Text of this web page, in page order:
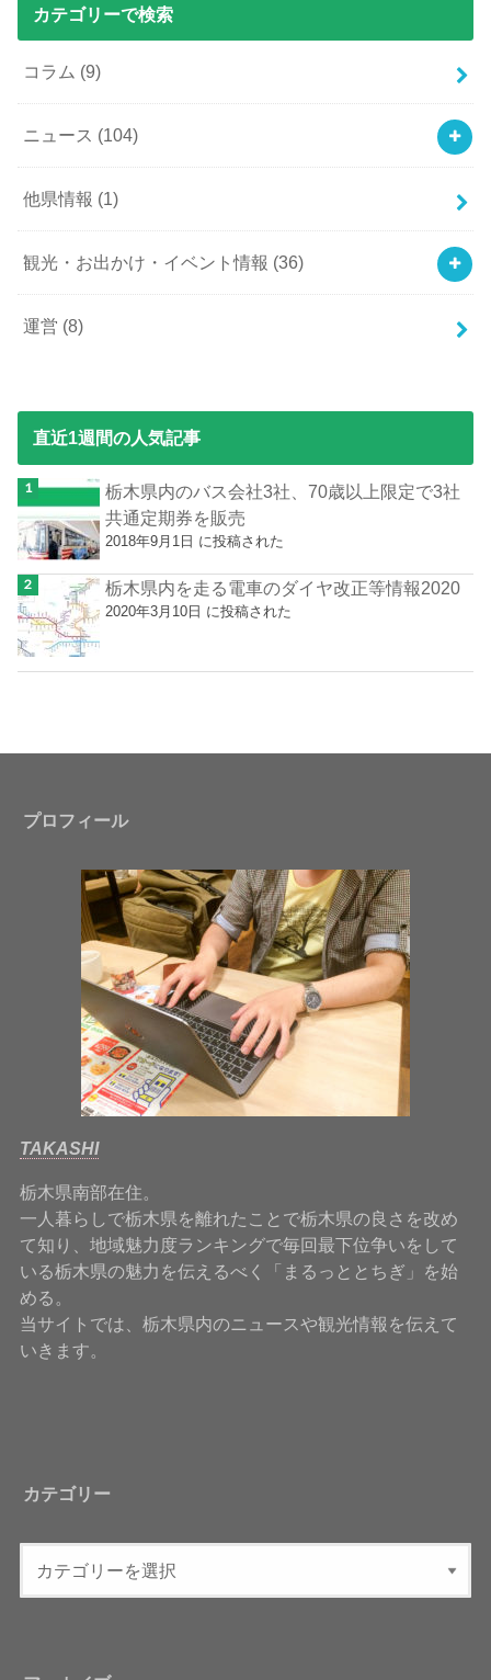
カテゴリーで検索
コラム (9)
ニュース (104)
他県情報 (1)
観光・お出かけ・イベント情報 (36)
運営 (8)
直近1週間の人気記事
栃木県内のバス会社3社、70歳以上限定で3社
共通定期券を販売
2018年9月1日 に投稿された
栃木県内を走る電車のダイヤ改正等情報2020
2020年3月10日 に投稿された
プロフィール
TAKASHI
栃木県南部在住。
一人暮らしで栃木県を離れたことで栃木県の良さを改め
て知り、地域魅力度ランキングで毎回最下位争いをして
いる栃木県の魅力を伝えるべく「まるっととちぎ」を始
める。
当サイトでは、栃木県内のニュースや観光情報を伝えて
いきます。
カテゴリー